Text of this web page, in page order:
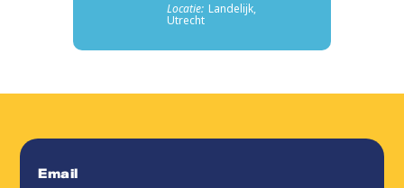
Locatie: Landelijk,
Utrecht
Email